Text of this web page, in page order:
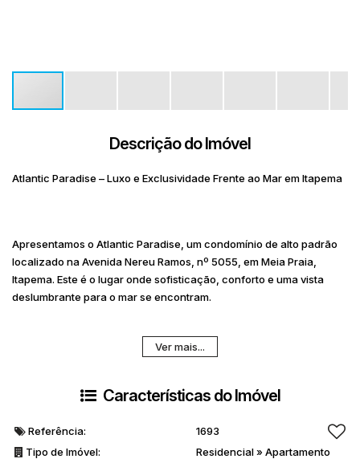
Descrição do Imóvel
Atlantic Paradise – Luxo e Exclusividade Frente ao Mar em Itapema
Apresentamos o Atlantic Paradise , um condomínio de alto padrão
localizado na Avenida Nereu Ramos, nº 5055, em Meia Praia,
Itapema. Este é o lugar onde sofisticação, conforto e uma vista
deslumbrante para o mar se encontram.
, sendo 1 máster com closet e hidromassagem.
Totalmente mobiliado.
281m² de área privativa.
Ver mais...
Características do Imóvel
Referência:
1693
Tipo de Imóvel:
Residencial» Apartamento